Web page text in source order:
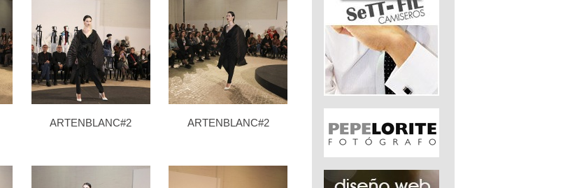
ARTENBLANC#2 ARTENBLANC#2